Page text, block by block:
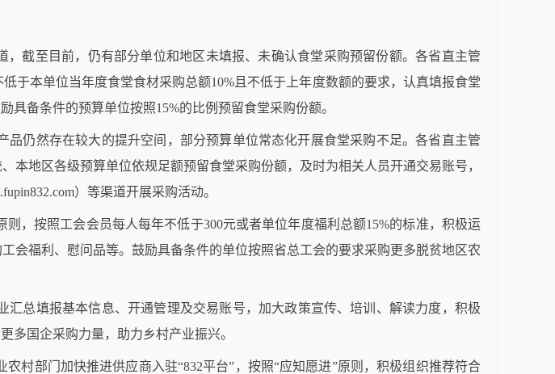
，截至目前，仍有部分单位和地区未填报、未确认食堂采购预留份额。各省直主管
低于本单位当年度食堂食材采购总额10% 且不低于上年度数额的要求，认真填报食堂
具备条件的预算单位按照15%的比例预留食堂采购份额。
品仍然存在较大的提升空间，部分预算单位常态化开展食堂采购不足。各省直主管
本地区各级预算单位依规足额预留食堂采购份额，及时为相关人员开通交易账号，
）等渠道开展采购活动。
则，按照工会会员每人每年不低于300元或者单位年度福利总额15%的标准，积极运
会福利、慰问品等。鼓励具备条件的单位按照省总工会的要求采购更多脱贫地区农
汇总填报基本信息、开通管理及交易账号，加大政策宣传、培训、解读力度，积极
多国企采购力量，助力乡村产业振兴。
农村部门加快推进供应商入驻“832平台”，按照“应知愿进”原则，积极组织推荐符合